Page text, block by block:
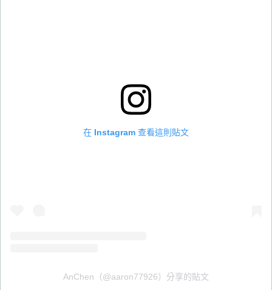
在 Instagram 查看這則貼文
AnChen（@aaron77926）分享的貼文